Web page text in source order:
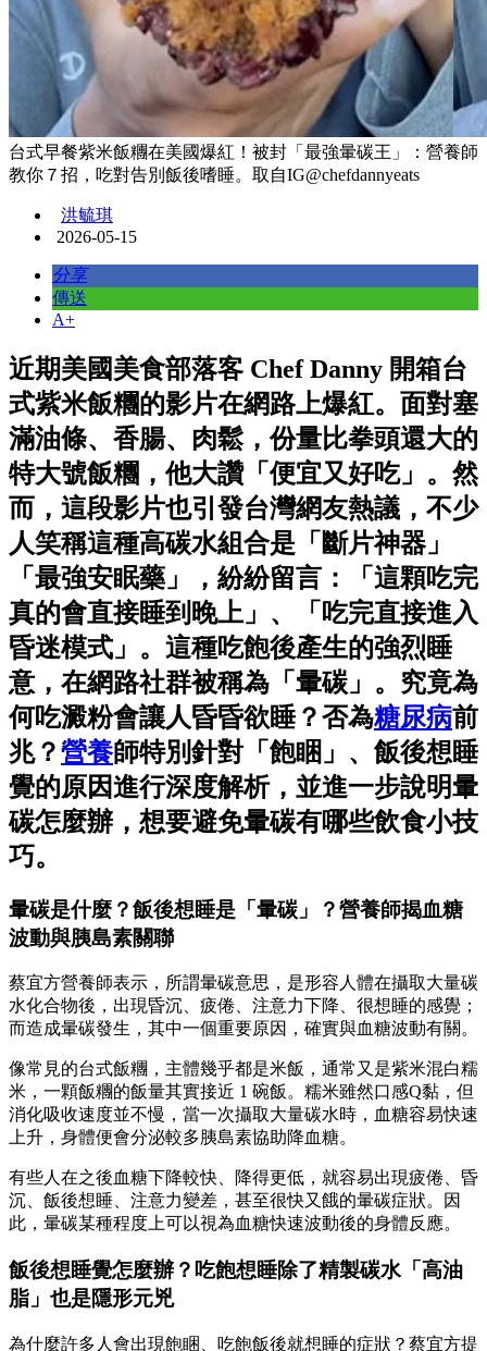
台式早餐紫米飯糰在美國爆紅！被封「最強暈碳王」：營養師
教你７招，吃對告別飯後嗜睡。取自IG@chefdannyeats
洪毓琪
2026-05-15
分享
傳送
A+
近期美國美食部落客 Chef Danny 開箱台
式紫米飯糰的影片在網路上爆紅。面對塞
滿油條、香腸、肉鬆，份量比拳頭還大的
特大號飯糰，他大讚「便宜又好吃」。然
而，這段影片也引發台灣網友熱議，不少
人笑稱這種高碳水組合是「斷片神器」
「最強安眠藥」，紛紛留言：「這顆吃完
真的會直接睡到晚上」、「吃完直接進入
昏迷模式」。這種吃飽後產生的強烈睡
意，在網路社群被稱為「暈碳」。究竟為
何吃澱粉會讓人昏昏欲睡？否為糖尿病前
兆？營養師特別針對「飽睏」、飯後想睡
覺的原因進行深度解析，並進一步說明暈
碳怎麼辦，想要避免暈碳有哪些飲食小技
巧。
暈碳是什麼？飯後想睡是「暈碳」？營養師揭血糖
波動與胰島素關聯
蔡宜方營養師表示，所謂暈碳意思，是形容人體在攝取大量碳
水化合物後，出現昏沉、疲倦、注意力下降、很想睡的感覺；
而造成暈碳發生，其中一個重要原因，確實與血糖波動有關。
像常見的台式飯糰，主體幾乎都是米飯，通常又是紫米混白糯
米，一顆飯糰的飯量其實接近 1 碗飯。糯米雖然口感Q黏，但
消化吸收速度並不慢，當一次攝取大量碳水時，血糖容易快速
上升，身體便會分泌較多胰島素協助降血糖。
有些人在之後血糖下降較快、降得更低，就容易出現疲倦、昏
沉、飯後想睡、注意力變差，甚至很快又餓的暈碳症狀。因
此，暈碳某種程度上可以視為血糖快速波動後的身體反應。
飯後想睡覺怎麼辦？吃飽想睡除了精製碳水「高油
脂」也是隱形元兇
為什麼許多人會出現飽睏、吃飽飯後就想睡的症狀？蔡宜方提